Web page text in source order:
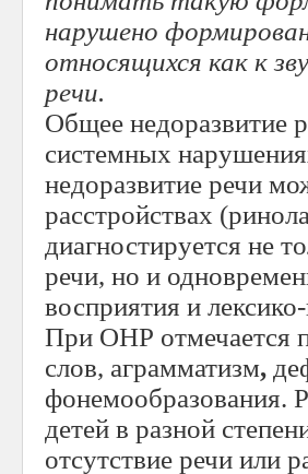
нарушено
относящихся как к
речи.
Общее недоразвитие
системных
недоразвитие речи
расстройствах
диагностируется не
речи, но и
восприятия и
При ОНР отмечается
слов, аграмматизм,
фонемообразования.
детей в разной
отсутствие речи или